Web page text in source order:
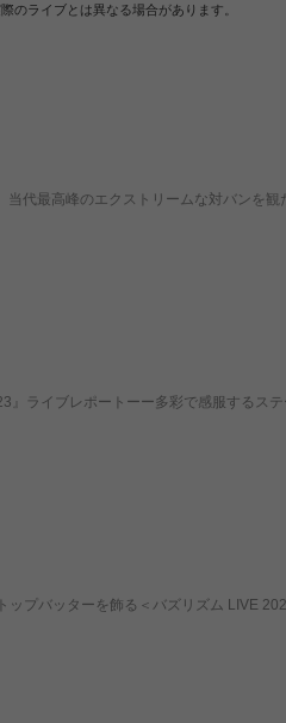
のライブとは異なる場合があります。
代最高峰のエクストリームな対バンを観
』ライブレポートーー多彩で感服するス
プバッターを飾る＜バズリズム LIVE